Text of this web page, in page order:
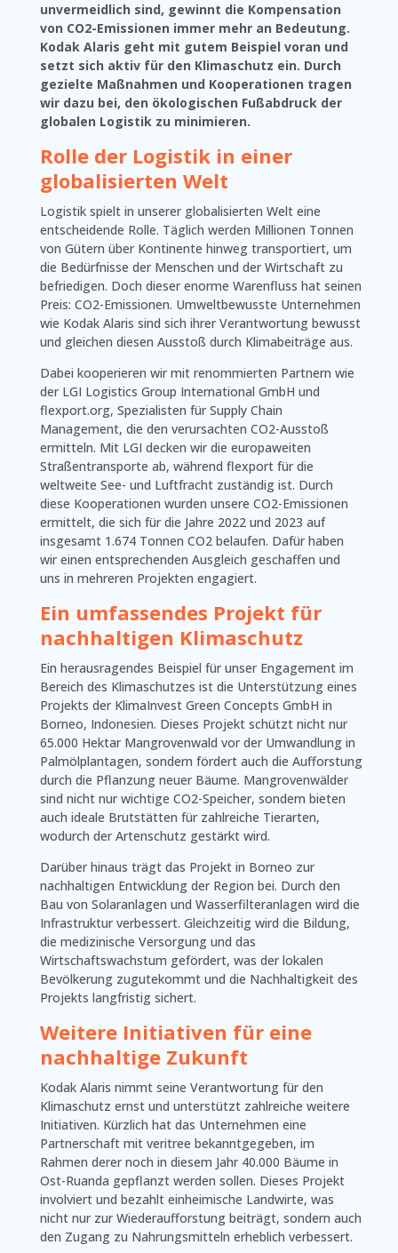
unvermeidlich sind, gewinnt die Kompensation
von CO2-Emissionen immer mehr an Bedeutung.
Kodak Alaris geht mit gutem Beispiel voran und
setzt sich aktiv für den Klimaschutz ein. Durch
gezielte Maßnahmen und Kooperationen tragen
wir dazu bei, den ökologischen Fußabdruck der
globalen Logistik zu minimieren.
Rolle der Logistik in einer
globalisierten Welt
Logistik spielt in unserer globalisierten Welt eine
entscheidende Rolle. Täglich werden Millionen Tonnen
von Gütern über Kontinente hinweg transportiert, um
die Bedürfnisse der Menschen und der Wirtschaft zu
befriedigen. Doch dieser enorme Warenfluss hat seinen
Preis: CO2-Emissionen. Umweltbewusste Unternehmen
wie Kodak Alaris sind sich ihrer Verantwortung bewusst
und gleichen diesen Ausstoß durch Klimabeiträge aus.
Dabei kooperieren wir mit renommierten Partnern wie
der LGI Logistics Group International GmbH und
flexport.org, Spezialisten für Supply Chain
Management, die den verursachten CO2-Ausstoß
ermitteln. Mit LGI decken wir die europaweiten
Straßentransporte ab, während flexport für die
weltweite See- und Luftfracht zuständig ist. Durch
diese Kooperationen wurden unsere CO2-Emissionen
ermittelt, die sich für die Jahre 2022 und 2023 auf
insgesamt 1.674 Tonnen CO2 belaufen. Dafür haben
wir einen entsprechenden Ausgleich geschaffen und
uns in mehreren Projekten engagiert.
Ein umfassendes Projekt für
nachhaltigen Klimaschutz
Ein herausragendes Beispiel für unser Engagement im
Bereich des Klimaschutzes ist die Unterstützung eines
Projekts der KlimaInvest Green Concepts GmbH in
Borneo, Indonesien. Dieses Projekt schützt nicht nur
65.000 Hektar Mangrovenwald vor der Umwandlung in
Palmölplantagen, sondern fördert auch die Aufforstung
durch die Pflanzung neuer Bäume. Mangrovenwälder
sind nicht nur wichtige CO2-Speicher, sondern bieten
auch ideale Brutstätten für zahlreiche Tierarten,
wodurch der Artenschutz gestärkt wird.
Darüber hinaus trägt das Projekt in Borneo zur
nachhaltigen Entwicklung der Region bei. Durch den
Bau von Solaranlagen und Wasserfilteranlagen wird die
Infrastruktur verbessert. Gleichzeitig wird die Bildung,
die medizinische Versorgung und das
Wirtschaftswachstum gefördert, was der lokalen
Bevölkerung zugutekommt und die Nachhaltigkeit des
Projekts langfristig sichert.
Weitere Initiativen für eine
nachhaltige Zukunft
Kodak Alaris nimmt seine Verantwortung für den
Klimaschutz ernst und unterstützt zahlreiche weitere
Initiativen. Kürzlich hat das Unternehmen eine
Partnerschaft mit veritree bekanntgegeben, im
Rahmen derer noch in diesem Jahr 40.000 Bäume in
Ost-Ruanda gepflanzt werden sollen. Dieses Projekt
involviert und bezahlt einheimische Landwirte, was
nicht nur zur Wiederaufforstung beiträgt, sondern auch
den Zugang zu Nahrungsmitteln erheblich verbessert.